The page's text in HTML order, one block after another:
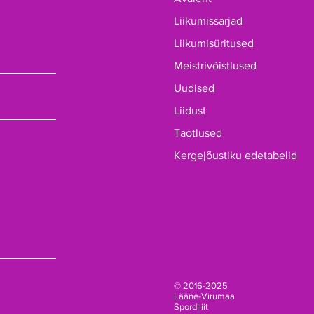
Liikumissarjad
Liikumisüritused
Meistrivõistlused
Uudised
Liidust
Taotlused
Kergejõustiku edetabelid
© 2016-2025
Lääne-Virumaa
Spordiliit